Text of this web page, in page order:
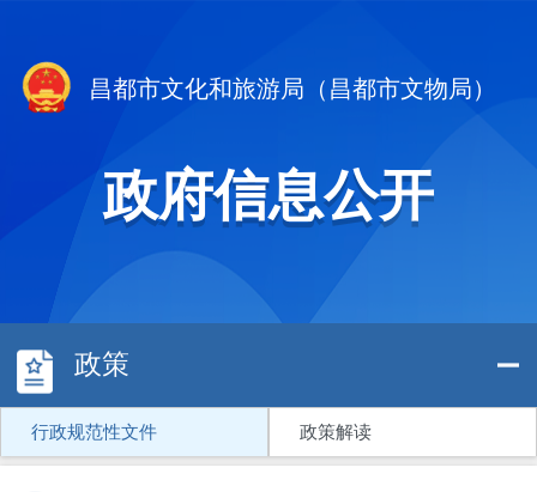
昌都市文化和旅游局（昌都市文物局）
政府信息公开
政策
行政规范性文件 政策解读